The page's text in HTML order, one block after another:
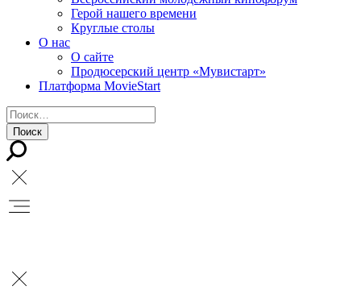
Герой нашего времени
Круглые столы
О нас
О сайте
Продюсерский центр «Мувистарт»
Платформа MovieStart